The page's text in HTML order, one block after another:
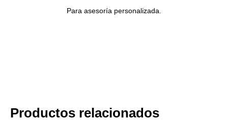
Para asesoría personalizada.
Productos relacionados